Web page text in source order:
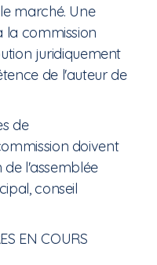
marché. Une
la commission
juridiquement
de l'auteur de
de
doivent
l'assemblée
conseil
EN COURS